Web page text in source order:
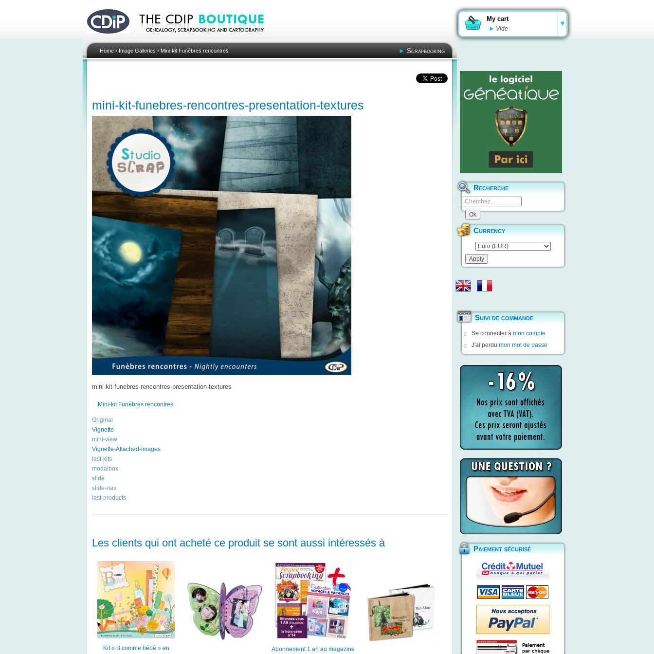
My cart
Vide
Home› Image Galleries › Mini-kit Funèbres rencontres Scrapbooking
mini-kit-funebres-rencontres-presentation-textures
mini-kit-funebres-rencontres-presentation-textures
Mini-kit Funèbres rencontres
Original
Vignette
mini-view
Vignette-Attached-images
last-kits
modalbox
slide
slide-nav
last-products
Les clients qui ont acheté ce produit se sont aussi intéressés à
Kit « B comme bébé » en Abonnement 1 an au magazine
Recherche
Currency
Suivi de commande
Se connecter à mon compte
J'ai perdu mon mot de passe
Paiement sécurisé